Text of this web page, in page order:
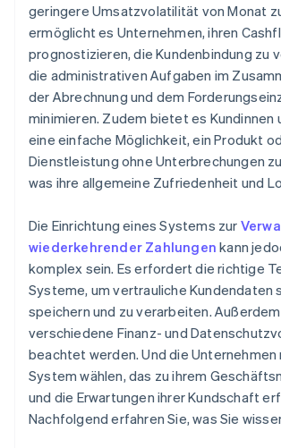
geringere Umsatzvolatilität von Monat
ermöglicht es Unternehmen, ihren
prognostizieren, die Kundenbindung zu
die administrativen Aufgaben im
der Abrechnung und dem
minimieren. Zudem bietet es Kundinnen
eine einfache Möglichkeit, ein Produkt
Dienstleistung ohne Unterbrechungen
was ihre allgemeine Zufriedenheit und
Die Einrichtung eines Systems zur
wiederkehrender Zahlungen kann
komplex sein. Es erfordert die richtige
Systeme, um vertrauliche Kundendaten
speichern und zu verarbeiten.
verschiedene Finanz- und
beachtet werden. Und die Unternehmen
System wählen, das zu ihrem
und die Erwartungen ihrer Kundschaft
Nachfolgend erfahren Sie, was Sie